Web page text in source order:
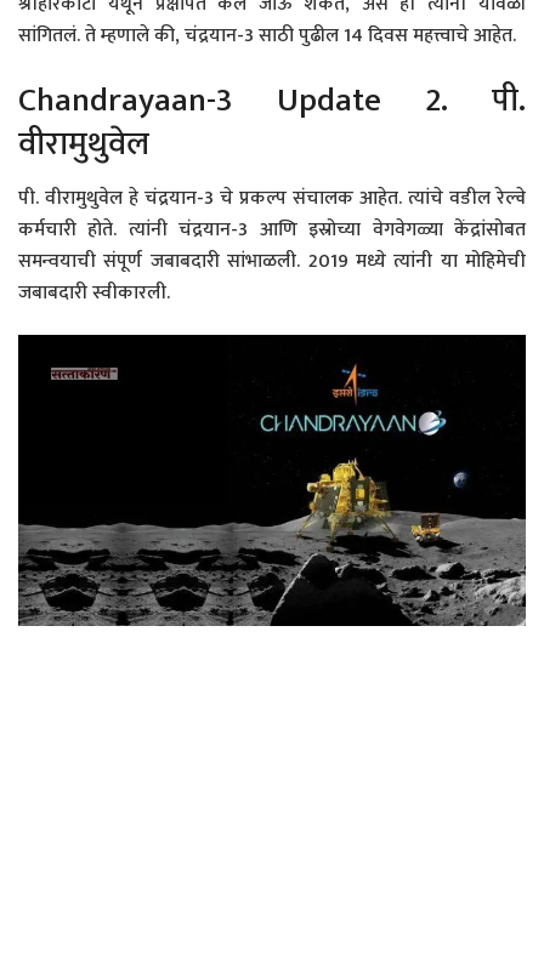
सांगितलं. ते म्हणाले की, चंद्रयान-3 साठी पुढील 14 दिवस महत्त्वाचे आहेत.
Chandrayaan-3 Update 2. पी.
वीरामुथुवेल
पी. वीरामुथुवेल हे चंद्रयान-3 चे प्रकल्प संचालक आहेत. त्यांचे वडील रेल्वे
कर्मचारी होते. त्यांनी चंद्रयान-3 आणि इस्रोच्या वेगवेगळ्या केंद्रांसोबत
समन्वयाची संपूर्ण जबाबदारी सांभाळली. 2019 मध्ये त्यांनी या मोहिमेची
जबाबदारी स्वीकारली.